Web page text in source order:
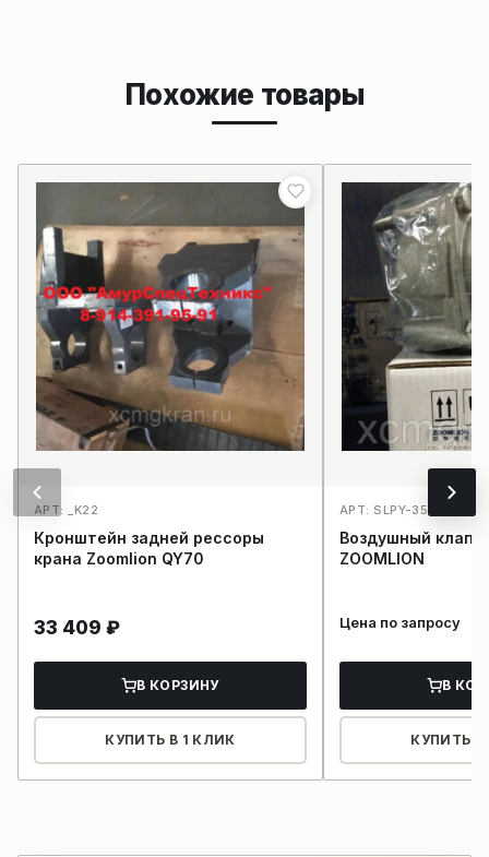
Похожие товары
АРТ: _K22
Кронштейн задней рессоры
крана Zoomlion QY70
33 409 ₽
В КОРЗИНУ
КУПИТЬ В 1 КЛИК
АРТ: SLPY-3527102_K1
Воздушный
ZOOMLION
Цена по запросу
В
КУПИТЬ В